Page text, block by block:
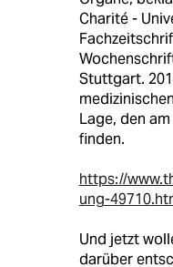
Charité -
Stuttgart.
Lage, den
finden.
https://
ung-
Und jetzt
darüber